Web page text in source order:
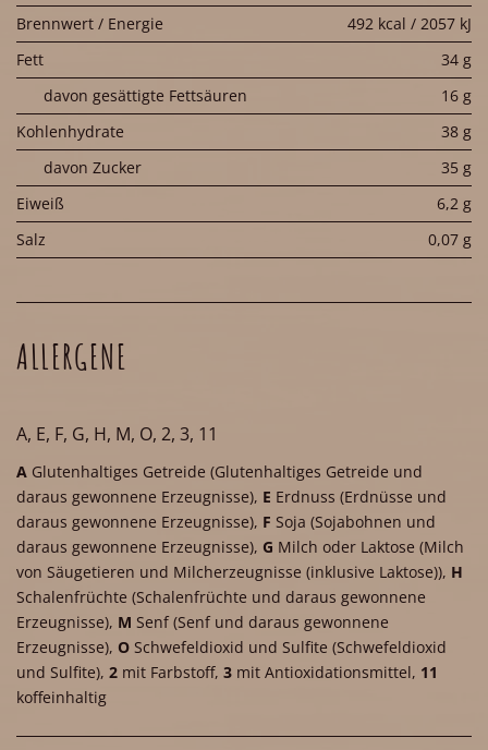
Brennwert / Energie
492 kcal / 2057 kJ
Fett
34 g
davon gesättigte Fettsäuren
16 g
Kohlenhydrate
38 g
davon Zucker
35 g
Eiweiß
6,2 g
Salz
0,07 g
ALLERGENE
A, E, F, G, H, M, O, 2, 3, 11
A Glutenhaltiges Getreide (Glutenhaltiges Getreide und
daraus gewonnene Erzeugnisse), E Erdnuss (Erdnüsse und
daraus gewonnene Erzeugnisse), F Soja (Sojabohnen und
daraus gewonnene Erzeugnisse), G Milch oder Laktose (Milch
von Säugetieren und Milcherzeugnisse (inklusive Laktose)), H
Schalenfrüchte (Schalenfrüchte und daraus gewonnene
Erzeugnisse), M Senf (Senf und daraus gewonnene
Erzeugnisse), O Schwefeldioxid und Sulfite (Schwefeldioxid
und Sulfite), 2 mit Farbstoff, 3 mit Antioxidationsmittel, 11
koffeinhaltig